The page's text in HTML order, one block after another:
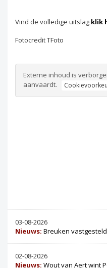
Vind de volledige uitslag klik
Fotocredit TFoto
Externe inhoud is
aanvaardt.
03-08-2026
Nieuws: Breuken
02-08-2026
Nieuws: Wout van Aert wint